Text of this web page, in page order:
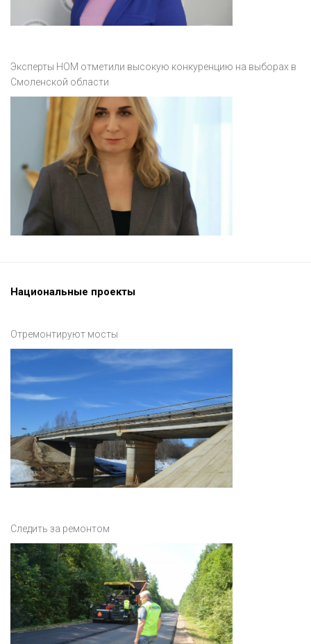
Эксперты НОМ отметили высокую конкуренцию на выборах в
Смоленской области
Национальные проекты
Отремонтируют мосты
Следить за ремонтом